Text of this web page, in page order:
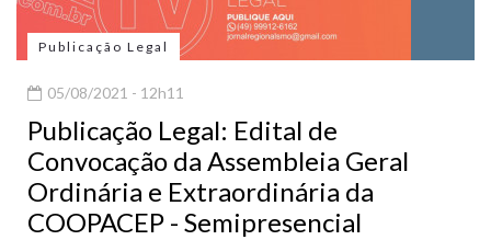
Publicação Legal
05/08/2021 - 12h11
Publicação Legal: Edital de
Convocação da Assembleia Geral
Ordinária e Extraordinária da
COOPACEP - Semipresencial